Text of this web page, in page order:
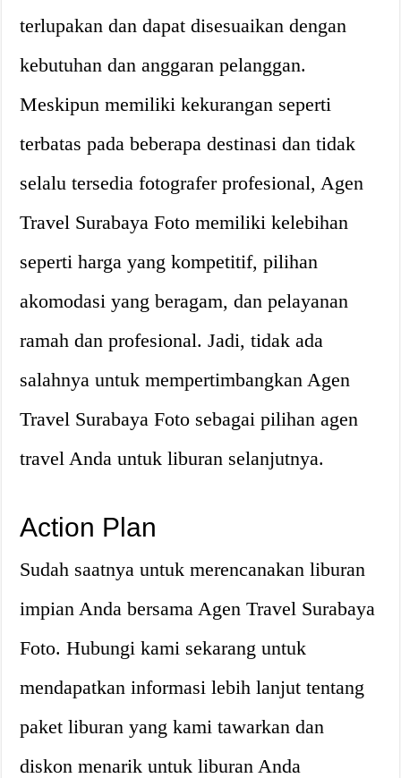
terlupakan dan dapat disesuaikan dengan
kebutuhan dan anggaran pelanggan.
Meskipun memiliki kekurangan seperti
terbatas pada beberapa destinasi dan tidak
selalu tersedia fotografer profesional, Agen
Travel Surabaya Foto memiliki kelebihan
seperti harga yang kompetitif, pilihan
akomodasi yang beragam, dan pelayanan
ramah dan profesional. Jadi, tidak ada
salahnya untuk mempertimbangkan Agen
Travel Surabaya Foto sebagai pilihan agen
travel Anda untuk liburan selanjutnya.
Action Plan
Sudah saatnya untuk merencanakan liburan
impian Anda bersama Agen Travel Surabaya
Foto. Hubungi kami sekarang untuk
mendapatkan informasi lebih lanjut tentang
paket liburan yang kami tawarkan dan
diskon menarik untuk liburan Anda